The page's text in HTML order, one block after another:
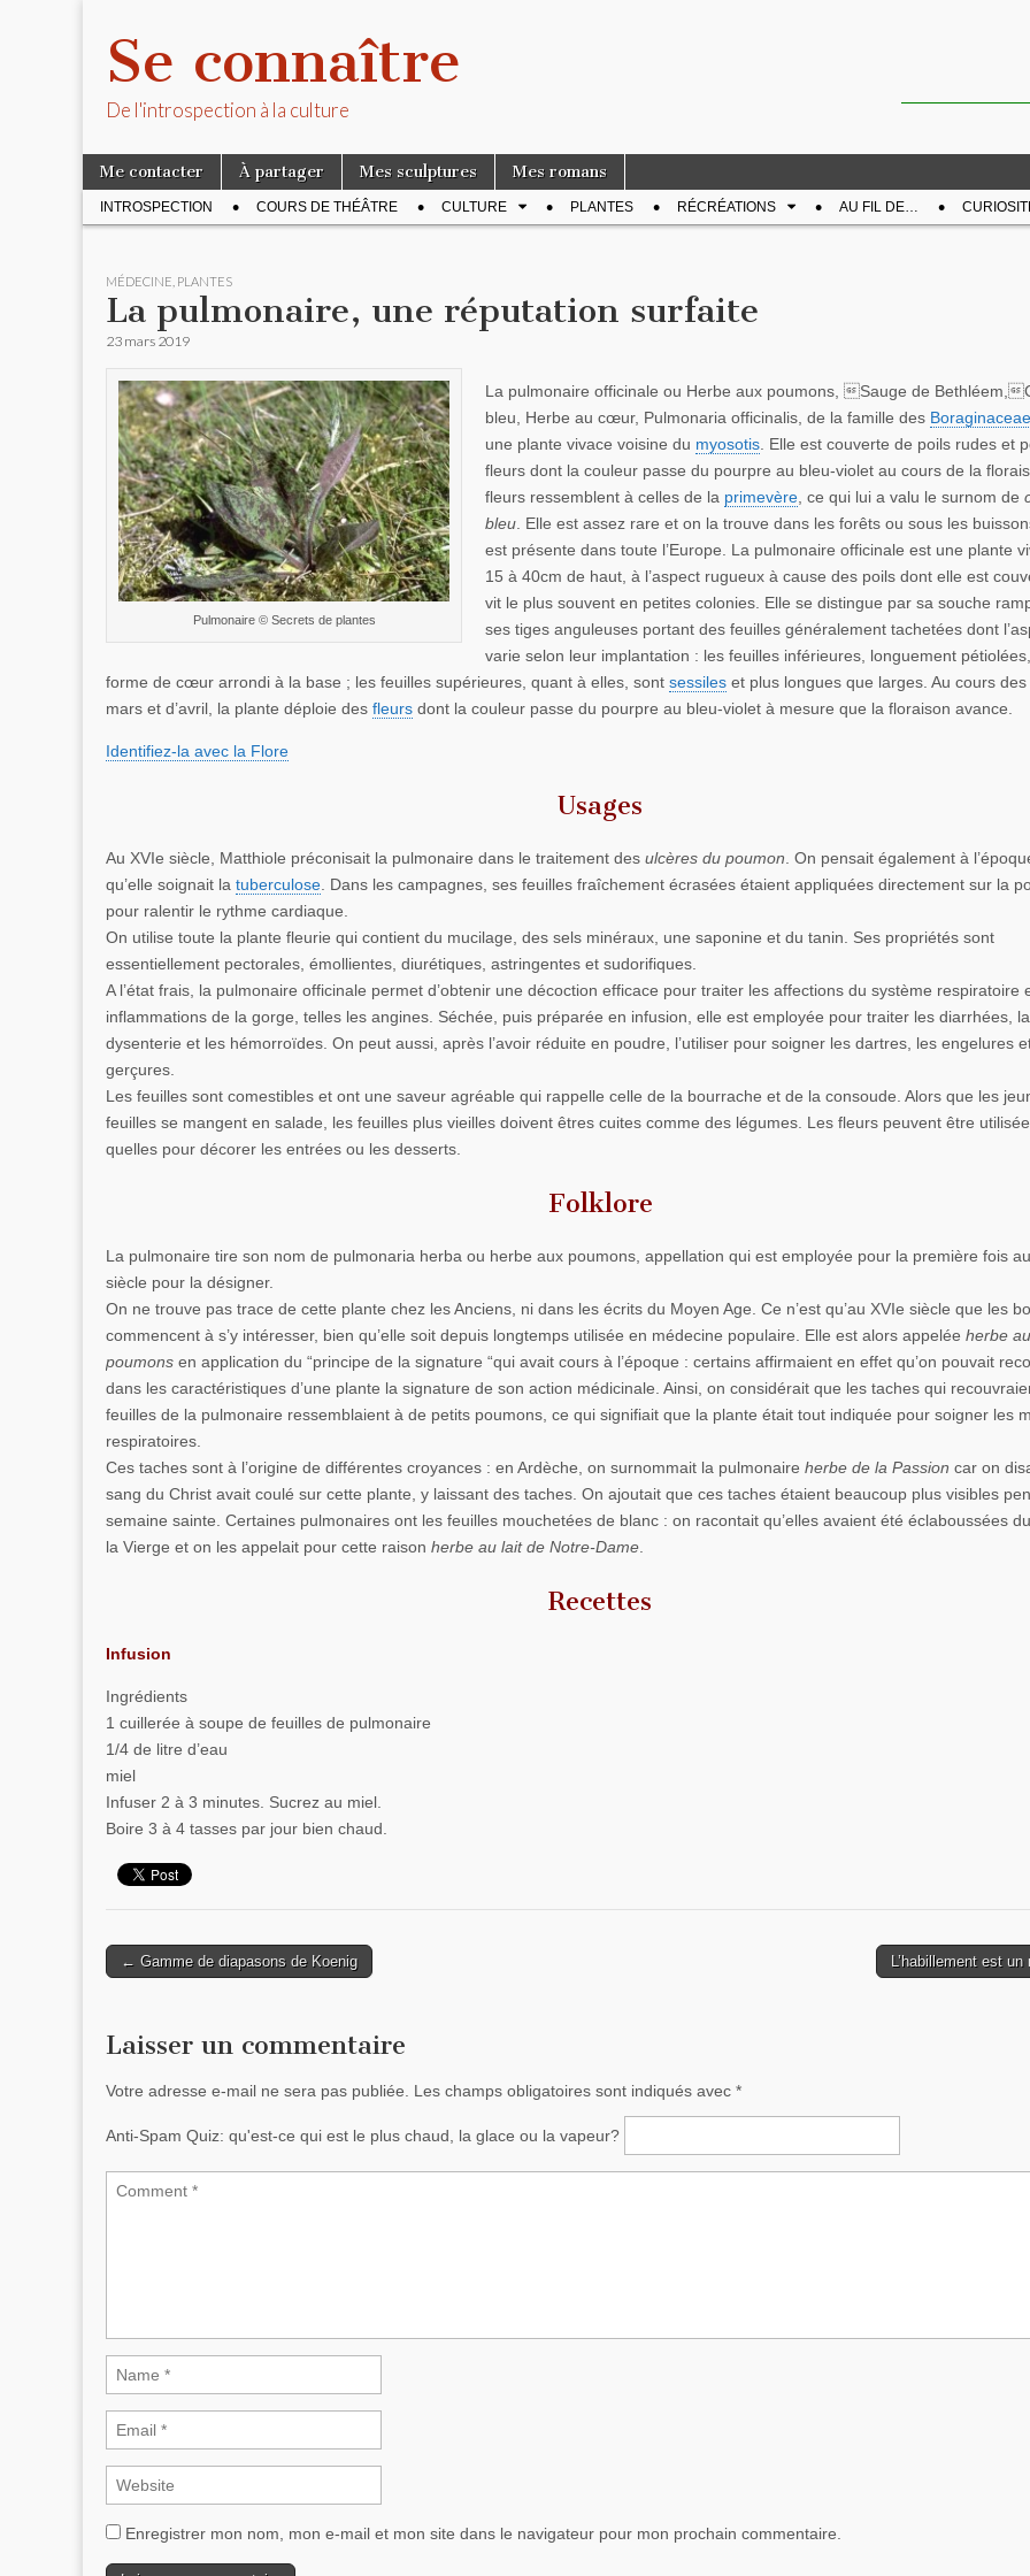
Se connaître
De l'introspection à la culture
Main menu
Skip to content
Me contacter À partager Mes sculptures Mes romans
Sub menu
INTROSPECTION COURS DE THÉÂTRE CULTURE PLANTES RÉCRÉATIONS AU FIL DE…
MÉDECINE PLANTES
La pulmonaire, une réputation surfaite
23 mars 2019
Pulmonaire © Secrets de plantes
La pulmonaire officinale ou Herbe aux poumons, Sauge de Bethléem,
bleu, Herbe au cœur, Pulmonaria officinalis, de la famille des Boraginaceae
une plante vivace voisine du myosotis. Elle est couverte de poils rudes et
fleurs dont la couleur passe du pourpre au bleu-violet au cours de la
fleurs ressemblent à celles de la primevère, ce qui lui a valu le surnom de
bleu. Elle est assez rare et on la trouve dans les forêts ou sous les
est présente dans toute l’Europe. La pulmonaire officinale est une plante
15 à 40cm de haut, à l’aspect rugueux à cause des poils dont elle est
vit le plus souvent en petites colonies. Elle se distingue par sa souche
ses tiges anguleuses portant des feuilles généralement tachetées dont
varie selon leur implantation : les feuilles inférieures, longuement
forme de cœur arrondi à la base ; les feuilles supérieures, quant à elles, sont sessiles et plus longues que larges. Au cours des
mars et d’avril, la plante déploie des fleurs dont la couleur passe du pourpre au bleu-violet à mesure que la floraison avance.
Identifiez-la avec la Flore
Usages
Au XVIe siècle, Matthiole préconisait la pulmonaire dans le traitement des ulcères du poumon. On pensait également à
qu’elle soignait la tuberculose. Dans les campagnes, ses feuilles fraîchement écrasées étaient appliquées directement sur la
pour ralentir le rythme cardiaque.
On utilise toute la plante fleurie qui contient du mucilage, des sels minéraux, une saponine et du tanin. Ses propriétés sont
essentiellement pectorales, émollientes, diurétiques, astringentes et sudorifiques.
A l’état frais, la pulmonaire officinale permet d’obtenir une décoction efficace pour traiter les affections du système respiratoire
inflammations de la gorge, telles les angines. Séchée, puis préparée en infusion, elle est employée pour traiter les diarrhées, la
dysenterie et les hémorroïdes. On peut aussi, après l’avoir réduite en poudre, l’utiliser pour soigner les dartres, les engelures
gerçures.
Les feuilles sont comestibles et ont une saveur agréable qui rappelle celle de la bourrache et de la consoude. Alors que les
feuilles se mangent en salade, les feuilles plus vieilles doivent êtres cuites comme des légumes. Les fleurs peuvent être
quelles pour décorer les entrées ou les desserts.
Folklore
La pulmonaire tire son nom de pulmonaria herba ou herbe aux poumons, appellation qui est employée pour la première fois
siècle pour la désigner.
On ne trouve pas trace de cette plante chez les Anciens, ni dans les écrits du Moyen Age. Ce n’est qu’au XVIe siècle que les
commencent à s’y intéresser, bien qu’elle soit depuis longtemps utilisée en médecine populaire. Elle est alors appelée herbe
poumons en application du “principe de la signature “qui avait cours à l’époque : certains affirmaient en effet qu’on pouvait
dans les caractéristiques d’une plante la signature de son action médicinale. Ainsi, on considérait que les taches qui
feuilles de la pulmonaire ressemblaient à de petits poumons, ce qui signifiait que la plante était tout indiquée pour soigner les
respiratoires.
Ces taches sont à l’origine de différentes croyances : en Ardèche, on surnommait la pulmonaire herbe de la Passion car on
sang du Christ avait coulé sur cette plante, y laissant des taches. On ajoutait que ces taches étaient beaucoup plus visibles
semaine sainte. Certaines pulmonaires ont les feuilles mouchetées de blanc : on racontait qu’elles avaient été éclaboussées
la Vierge et on les appelait pour cette raison herbe au lait de Notre-Dame
Recettes
Infusion
Ingrédients
1 cuillerée à soupe de feuilles de pulmonaire
1/4 de litre d’eau
miel
Infuser 2 à 3 minutes. Sucrez au miel.
Boire 3 à 4 tasses par jour bien chaud.
Post navigation
← Gamme de diapasons de Koenig L’habillement est
Laisser un commentaire
Votre adresse e-mail ne sera pas publiée. Les champs obligatoires sont indiqués avec *
Anti-Spam Quiz: qu'est-ce qui est le plus chaud, la glace ou la vapeur?
Enregistrer mon nom, mon e-mail et mon site dans le navigateur pour mon prochain commentaire.